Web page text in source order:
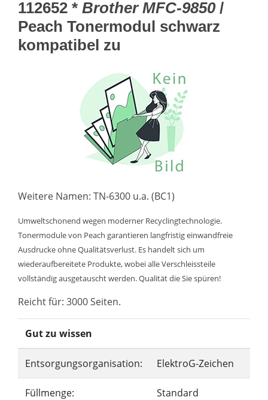
112652 * Brother MFC-9850/
Peach Tonermodul schwarz
kompatibel zu
Weitere Namen: TN-6300 u.a. (BC1)
Umweltschonend wegen moderner Recyclingtechnologie.
Tonermodule von Peach garantieren langfristig einwandfreie
Ausdrucke ohne Qualitätsverlust. Es handelt sich um
wiederaufbereitete Produkte, wobei alle Verschleissteile
vollständig ausgetauscht werden. Qualität die Sie spüren!
Reicht für: 3000 Seiten.
Gut zu wissen
Entsorgungsorganisation: ElektroG-Zeichen
Füllmenge: Standard